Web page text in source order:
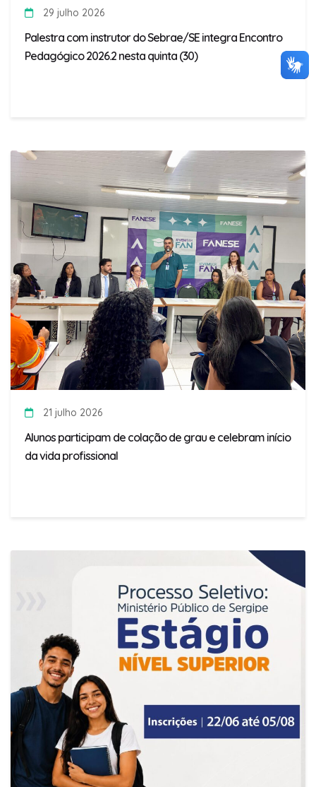
29 julho 2026
Palestra com instrutor do Sebrae/SE integra Encontro
Pedagógico 2026.2 nesta quinta (30)
21 julho 2026
Alunos participam de colação de grau e celebram início
da vida profissional